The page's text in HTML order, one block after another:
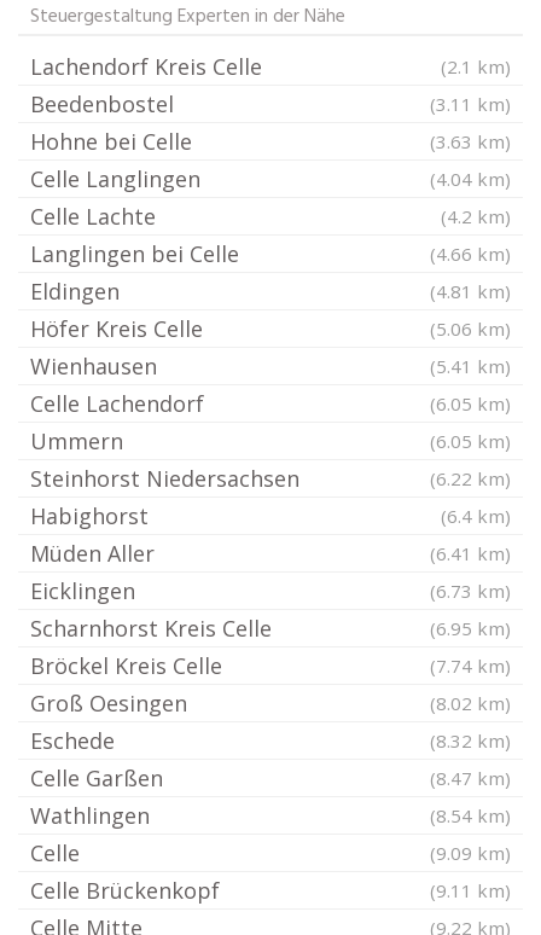
Steuergestaltung Experten in der Nähe
Lachendorf Kreis Celle (2.1 km)
Beedenbostel (3.11 km)
Hohne bei Celle (3.63 km)
Celle Langlingen (4.04 km)
Celle Lachte (4.2 km)
Langlingen bei Celle (4.66 km)
Eldingen (4.81 km)
Höfer Kreis Celle (5.06 km)
Wienhausen (5.41 km)
Celle Lachendorf (6.05 km)
Ummern (6.05 km)
Steinhorst Niedersachsen (6.22 km)
Habighorst (6.4 km)
Müden Aller (6.41 km)
Eicklingen (6.73 km)
Scharnhorst Kreis Celle (6.95 km)
Bröckel Kreis Celle (7.74 km)
Groß Oesingen (8.02 km)
Eschede (8.32 km)
Celle Garßen (8.47 km)
Wathlingen (8.54 km)
Celle (9.09 km)
Celle Brückenkopf (9.11 km)
Celle Mitte (9.22 km)